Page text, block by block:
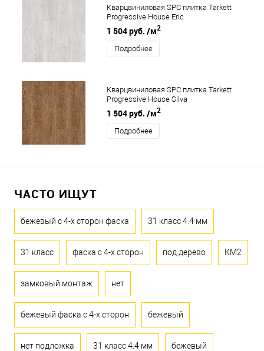
Кварцвиниловая SPC плитка Tarkett
Progressive House Eric
1 504 руб. /м2
Подробнее
Кварцвиниловая SPC плитка Tarkett
Progressive House Silva
1 504 руб. /м2
Подробнее
ЧАСТО ИЩУТ
бежевый с 4-х сторон фаска 31 класс 4.4 мм
31 класс фаска с 4-х сторон под дерево КМ2
замковый монтаж нет
бежевый фаска с 4-х сторон бежевый
нет подложка 31 класс 4.4 мм бежевый